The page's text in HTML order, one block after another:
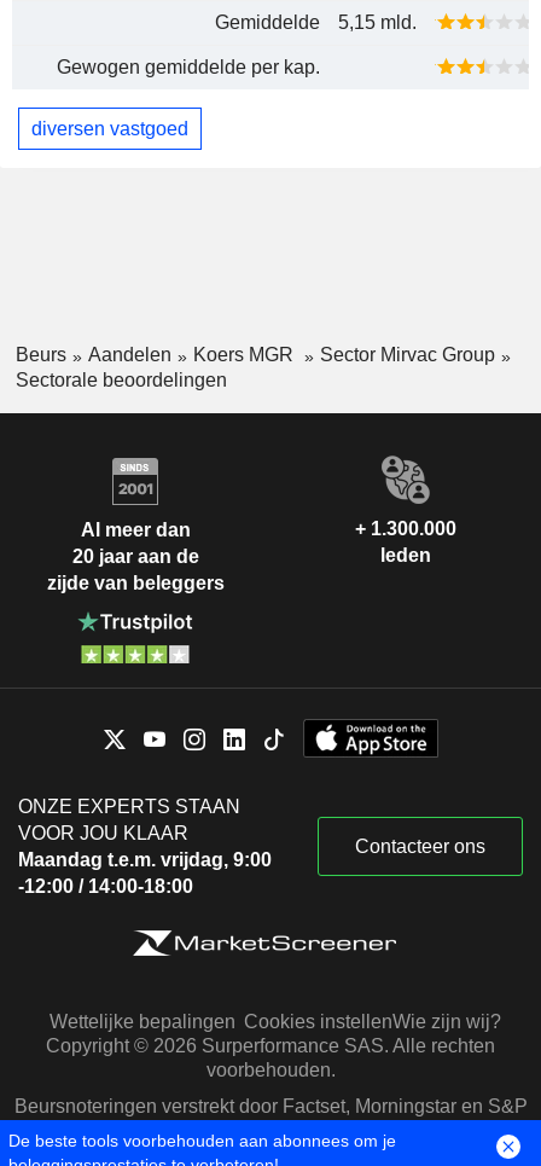
Gemiddelde 5,15 mld.
Gewogen gemiddelde per kap.
diversen vastgoed
Beurs Aandelen Koers MGR
Sector Mirvac Group
Sectorale beoordelingen
Al meer dan
20 jaar aan de
zijde van beleggers
+ 1.300.000
leden
ONZE EXPERTS STAAN
VOOR JOU KLAAR
Maandag t.e.m. vrijdag, 9:00
-12:00 / 14:00-18:00
Contacteer ons
Wettelijke bepalingen Cookies instellenWie zijn wij?
Copyright © 2026 Surperformance SAS. Alle rechten
voorbehouden.
Beursnoteringen verstrekt door Factset, Morningstar en S&P
Capital IQ
De beste tools voorbehouden aan abonnees om je